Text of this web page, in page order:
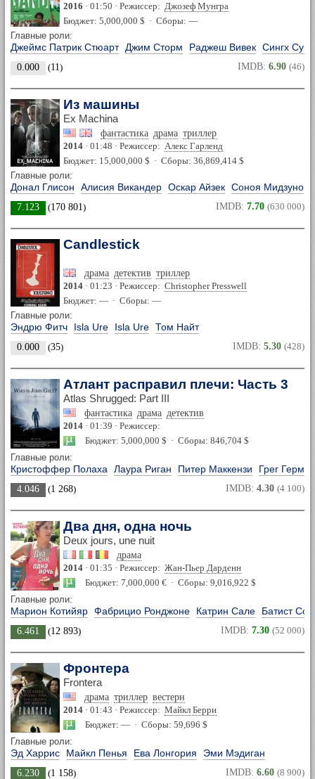
2016 · 01:50 · Режиссер: Джозеф Мунгра
Бюджет: 5,000,000 $ · Сборы: —
Главные роли:
Джеймс Патрик Стюарт Джим Сторм Раджеш Вивек Сингх
0.000 (11) IMDB: 6.90 (46)
Из машины
Ex Machina
фантастика драма триллер
2014 · 01:48 · Режиссер: Алекс Гарленд
Бюджет: 15,000,000 $ · Сборы: 36,869,414 $
Главные роли:
Донал Глисон Алисия Викандер Оскар Айзек Соноя Мидзуно
7.123 (170 801) IMDB: 7.70 (630 000)
Candlestick
драма детектив триллер
2014 · 01:23 · Режиссер: Christopher Presswell
Бюджет: — · Сборы: —
Главные роли:
Эндрю Фитч Isla Ure Isla Ure Том Найт
0.000 (35) IMDB: 5.30 (428)
Атлант расправил плечи: Часть 3
Atlas Shrugged: Part III
фантастика драма детектив
2014 · 01:39 · Режиссер:
Бюджет: 5,000,000 $ · Сборы: 846,704 $
Главные роли:
Кристоффер Полаха Лаура Риган Питер Маккензи Грег
4.046 (1 268) IMDB: 4.30 (4 100)
Два дня, одна ночь
Deux jours, une nuit
драма
2014 · 01:35 · Режиссер: Жан-Пьер Дарденн
Бюджет: 7,000,000 € · Сборы: 9,016,922 $
Главные роли:
Марион Котийяр Фабрицио Ронджоне Катрин Сале Батист
6.461 (12 893) IMDB: 7.30 (52 000)
Фронтера
Frontera
драма триллер вестерн
2014 · 01:43 · Режиссер: Майкл Берри
Бюджет: — · Сборы: 59,696 $
Главные роли:
Эд Харрис Майкл Пенья Ева Лонгория Эми Мэдиган
6.230 (1 158) IMDB: 6.60 (8 900)